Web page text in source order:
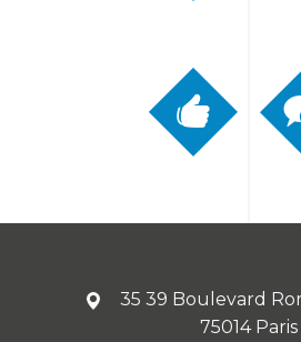
35 39 Boulevard
75014 Paris